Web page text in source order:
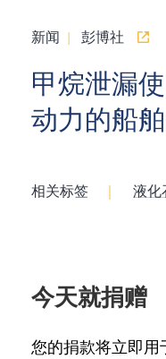
新闻 | 彭博社
甲烷泄漏
动力的船
相关标签 ｜ 液化
今天就捐赠
您的捐款将立即用